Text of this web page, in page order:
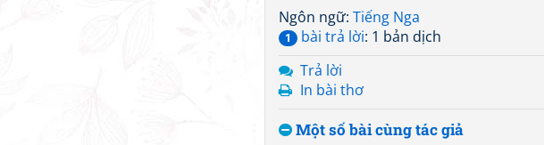
Ngôn ngữ: Tiếng Nga
1 bài trả lời: 1 bản dịch
Trả lời
In bài thơ
Một số bài cùng tác giả